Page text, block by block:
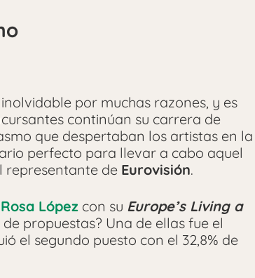
inolvidable por muchas razones, y es
continúan su carrera de
que despertaban los artistas en la
perfecto para llevar a cabo aquel
representante de Eurovisión.
Rosa López con su Europe’s Living a
propuestas? Una de ellas fue el
el segundo puesto con el 32,8% de